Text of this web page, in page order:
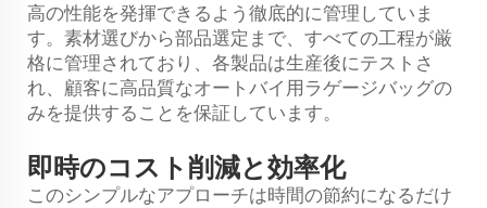
高の性能を発揮できるよう徹底的に管理していま
す。素材選びから部品選定まで、すべての工程が厳
格に管理されており、各製品は生産後にテストさ
れ、顧客に高品質なオートバイ用ラゲージバッグの
みを提供することを保証しています。
即時のコスト削減と効率化
このシンプルなアプローチは時間の節約になるだけ